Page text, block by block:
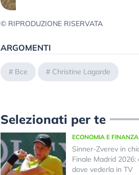
© RIPRODUZIONE RISERVATA
ARGOMENTI
# Bce # Christine Lagarde
Selezionati per te
ECONOMIA E FINANZA
Sinner-Zverev in
Finale Madrid 2026:
dove vederla in TV